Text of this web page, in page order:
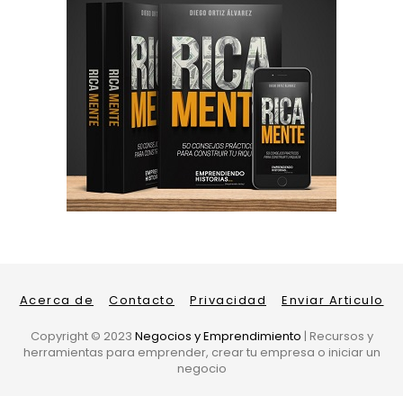
Acerca de Contacto Privacidad Enviar Articulo
Copyright © 2023 Negocios y Emprendimiento | Recursos y
herramientas para emprender, crear tu empresa o iniciar un
negocio